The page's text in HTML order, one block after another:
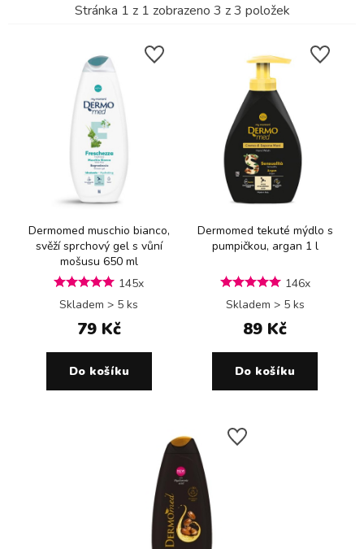
Stránka 1 z 1 zobrazeno 3 z3 položek
Dermomed muschio bianco,
svěží sprchový gel s vůní
mošusu 650 ml
145x
Skladem > 5 ks
79 Kč
Do košíku
Dermomed tekuté mýdlo s
pumpičkou, argan 1 l
146x
Skladem > 5 ks
89 Kč
Do košíku